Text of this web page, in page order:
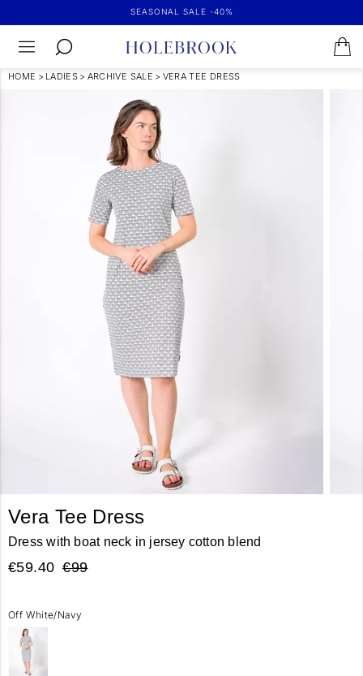
SEASONAL SALE -40%
HOME > LADIES > ARCHIVE SALE > VERA TEE DRESS
Vera Tee Dress
Dress with boat neck in jersey cotton blend
€59.40 €99
Off White/Navy